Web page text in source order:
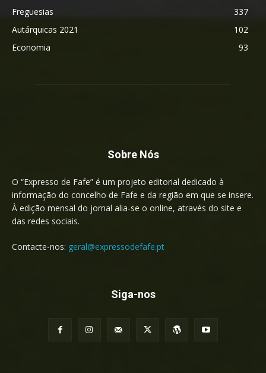
Freguesias
337
Autárquicas 2021
102
Economia
93
Sobre Nós
O “Expresso de Fafe” é um projeto editorial dedicado à
informação do concelho de Fafe e da região em que se insere.
À edição mensal do jornal alia-se o online, através do site e
das redes sociais.
Contacte-nos: geral@expressodefafe.pt
Siga-nos